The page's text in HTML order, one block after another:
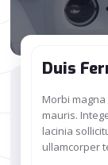
Duis
Morbi
mauris.
lacinia
ullamcorper